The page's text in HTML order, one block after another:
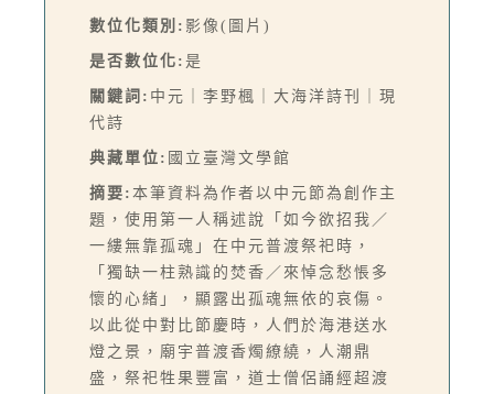
數位化類別: 影像(圖片)
是否數位化: 是
關鍵詞: 中元｜李野楓｜大海洋詩刊｜現
代詩
典藏單位: 國立臺灣文學館
摘要: 本筆資料為作者以中元節為創作主
題，使用第一人稱述說「如今欲招我／
一縷無靠孤魂」在中元普渡祭祀時，
「獨缺一柱熟識的焚香／來悼念愁悵多
懷的心緒」，顯露出孤魂無依的哀傷。
以此從中對比節慶時，人們於海港送水
燈之景，廟宇普渡香燭繚繞，人潮鼎
盛，祭祀牲果豐富，道士僧侶誦經超渡